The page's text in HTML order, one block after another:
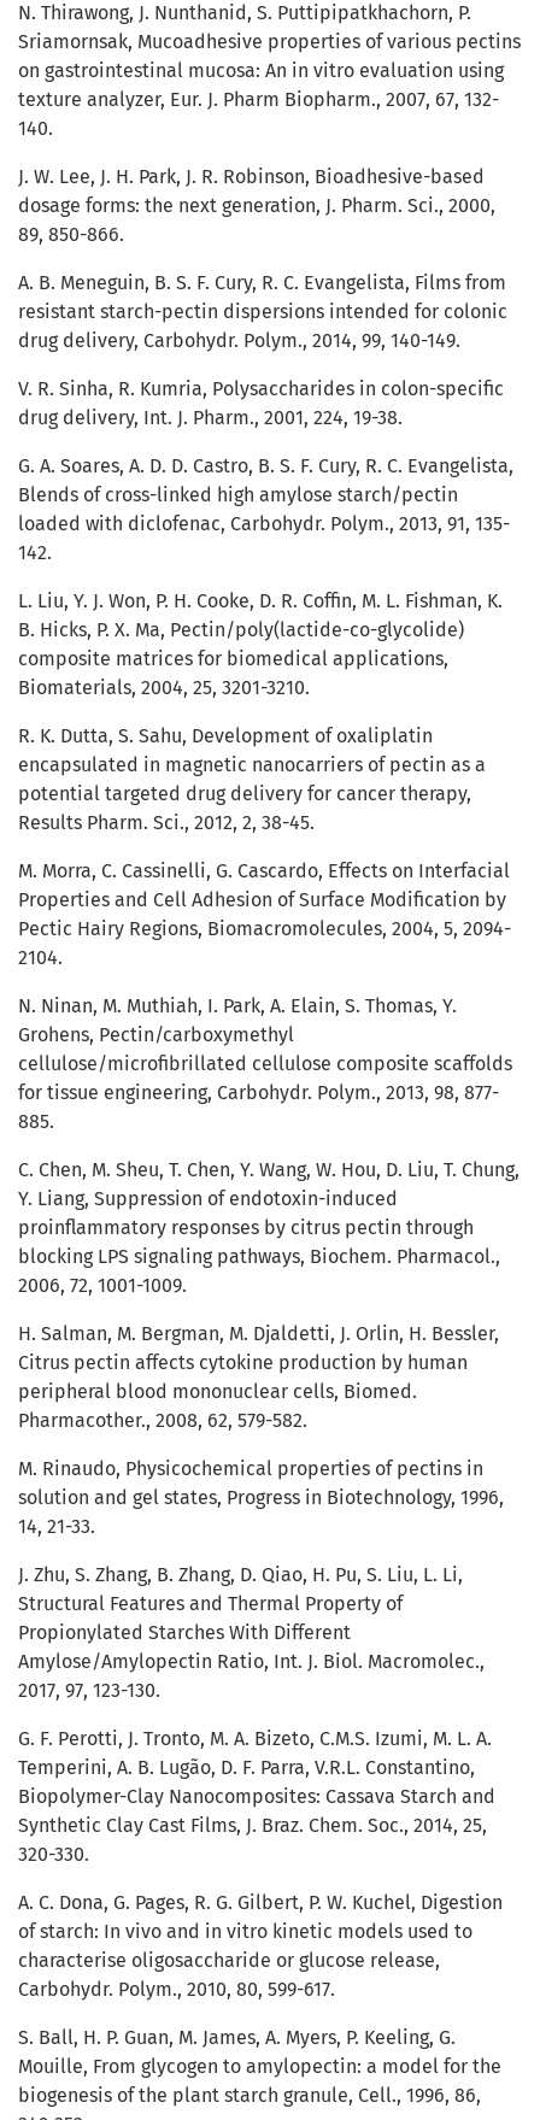
N. Thirawong, J. Nunthanid, S. Puttipipatkhachorn, P.
Sriamornsak, Mucoadhesive properties of various pectins
on gastrointestinal mucosa: An in vitro evaluation using
texture analyzer, Eur. J. Pharm Biopharm., 2007, 67, 132-
140.
J. W. Lee, J. H. Park, J. R. Robinson, Bioadhesive-based
dosage forms: the next generation, J. Pharm. Sci., 2000,
89, 850-866.
A. B. Meneguin, B. S. F. Cury, R. C. Evangelista, Films from
resistant starch-pectin dispersions intended for colonic
drug delivery, Carbohydr. Polym., 2014, 99, 140-149.
V. R. Sinha, R. Kumria, Polysaccharides in colon-specific
drug delivery, Int. J. Pharm., 2001, 224, 19-38.
G. A. Soares, A. D. D. Castro, B. S. F. Cury, R. C. Evangelista,
Blends of cross-linked high amylose starch/pectin
loaded with diclofenac, Carbohydr. Polym., 2013, 91, 135-
142.
L. Liu, Y. J. Won, P. H. Cooke, D. R. Coffin, M. L. Fishman, K.
B. Hicks, P. X. Ma, Pectin/poly(lactide-co-glycolide)
composite matrices for biomedical applications,
Biomaterials, 2004, 25, 3201-3210.
R. K. Dutta, S. Sahu, Development of oxaliplatin
encapsulated in magnetic nanocarriers of pectin as a
potential targeted drug delivery for cancer therapy,
Results Pharm. Sci., 2012, 2, 38-45.
M. Morra, C. Cassinelli, G. Cascardo, Effects on Interfacial
Properties and Cell Adhesion of Surface Modification by
Pectic Hairy Regions, Biomacromolecules, 2004, 5, 2094-
2104.
N. Ninan, M. Muthiah, I. Park, A. Elain, S. Thomas, Y.
Grohens, Pectin/carboxymethyl
cellulose/microfibrillated cellulose composite scaffolds
for tissue engineering, Carbohydr. Polym., 2013, 98, 877-
885.
C. Chen, M. Sheu, T. Chen, Y. Wang, W. Hou, D. Liu, T. Chung,
Y. Liang, Suppression of endotoxin-induced
proinflammatory responses by citrus pectin through
blocking LPS signaling pathways, Biochem. Pharmacol.,
2006, 72, 1001-1009.
H. Salman, M. Bergman, M. Djaldetti, J. Orlin, H. Bessler,
Citrus pectin affects cytokine production by human
peripheral blood mononuclear cells, Biomed.
Pharmacother., 2008, 62, 579-582.
M. Rinaudo, Physicochemical properties of pectins in
solution and gel states, Progress in Biotechnology, 1996,
14, 21-33.
J. Zhu, S. Zhang, B. Zhang, D. Qiao, H. Pu, S. Liu, L. Li,
Structural Features and Thermal Property of
Propionylated Starches With Different
Amylose/Amylopectin Ratio, Int. J. Biol. Macromolec.,
2017, 97, 123-130.
G. F. Perotti, J. Tronto, M. A. Bizeto, C.M.S. Izumi, M. L. A.
Temperini, A. B. Lugão, D. F. Parra, V.R.L. Constantino,
Biopolymer-Clay Nanocomposites: Cassava Starch and
Synthetic Clay Cast Films, J. Braz. Chem. Soc., 2014, 25,
320-330.
A. C. Dona, G. Pages, R. G. Gilbert, P. W. Kuchel, Digestion
of starch: In vivo and in vitro kinetic models used to
characterise oligosaccharide or glucose release,
Carbohydr. Polym., 2010, 80, 599-617.
S. Ball, H. P. Guan, M. James, A. Myers, P. Keeling, G.
Mouille, From glycogen to amylopectin: a model for the
biogenesis of the plant starch granule, Cell., 1996, 86,